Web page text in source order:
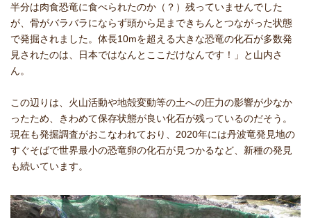
半分は肉食恐竜に食べられたのか（？）残っていませんでした
が、骨がバラバラにならず頭から足まできちんとつながった状態
で発掘されました。体長10mを超える大きな恐竜の化石が多数発
見されたのは、日本ではなんとここだけなんです！」と山内さ
ん。
この辺りは、火山活動や地殻変動等の土への圧力の影響が少なか
ったため、きわめて保存状態が良い化石が残っているのだそう。
現在も発掘調査がおこなわれており、2020年には丹波竜発見地の
すぐそばで世界最小の恐竜卵の化石が見つかるなど、新種の発見
も続いています。